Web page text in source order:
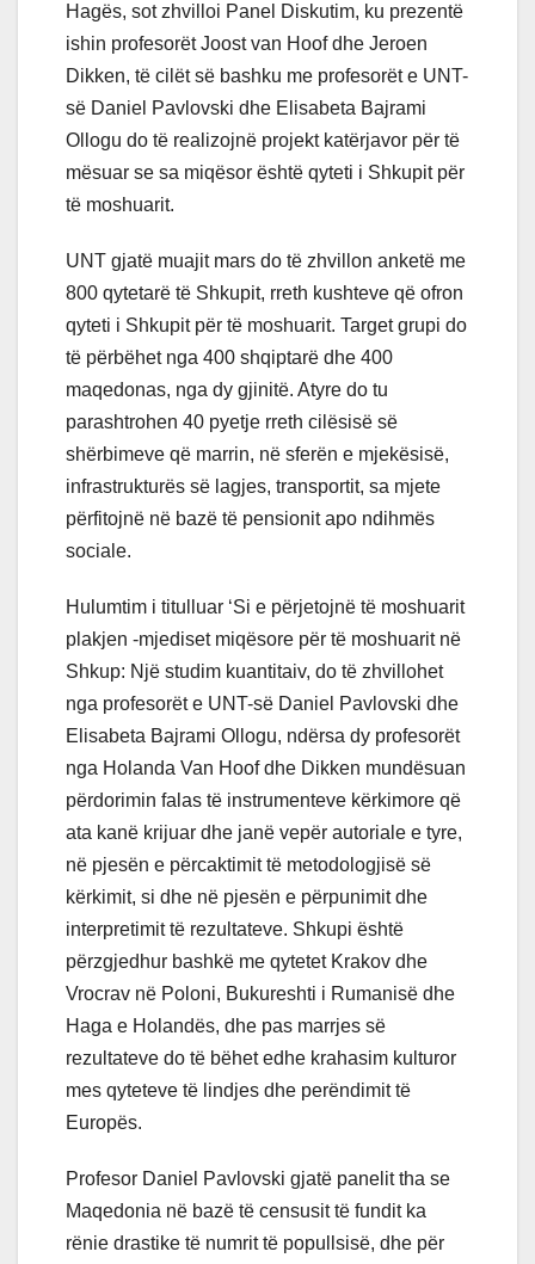
Hagës, sot zhvilloi Panel Diskutim, ku prezentë
ishin profesorët Joost van Hoof dhe Jeroen
Dikken, të cilët së bashku me profesorët e UNT-
së Daniel Pavlovski dhe Elisabeta Bajrami
Ollogu do të realizojnë projekt katërjavor për të
mësuar se sa miqësor është qyteti i Shkupit për
të moshuarit.
UNT gjatë muajit mars do të zhvillon anketë me
800 qytetarë të Shkupit, rreth kushteve që ofron
qyteti i Shkupit për të moshuarit. Target grupi do
të përbëhet nga 400 shqiptarë dhe 400
maqedonas, nga dy gjinitë. Atyre do tu
parashtrohen 40 pyetje rreth cilësisë së
shërbimeve që marrin, në sferën e mjekësisë,
infrastrukturës së lagjes, transportit, sa mjete
përfitojnë në bazë të pensionit apo ndihmës
sociale.
Hulumtim i titulluar ‘Si e përjetojnë të moshuarit
plakjen -mjediset miqësore për të moshuarit në
Shkup: Një studim kuantitaiv, do të zhvillohet
nga profesorët e UNT-së Daniel Pavlovski dhe
Elisabeta Bajrami Ollogu, ndërsa dy profesorët
nga Holanda Van Hoof dhe Dikken mundësuan
përdorimin falas të instrumenteve kërkimore që
ata kanë krijuar dhe janë vepër autoriale e tyre,
në pjesën e përcaktimit të metodologjisë së
kërkimit, si dhe në pjesën e përpunimit dhe
interpretimit të rezultateve. Shkupi është
përzgjedhur bashkë me qytetet Krakov dhe
Vrocrav në Poloni, Bukureshti i Rumanisë dhe
Haga e Holandës, dhe pas marrjes së
rezultateve do të bëhet edhe krahasim kulturor
mes qyteteve të lindjes dhe perëndimit të
Europës.
Profesor Daniel Pavlovski gjatë panelit tha se
Maqedonia në bazë të censusit të fundit ka
rënie drastike të numrit të popullsisë, dhe për